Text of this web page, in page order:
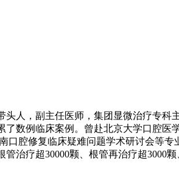
人，副主任医师，集团显微治疗专
数例临床案例。曾赴北京大学口腔
口腔修复临床疑难问题学术研讨会等
治疗超30000颗、根管再治疗超3000